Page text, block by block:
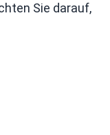
Sie darauf,